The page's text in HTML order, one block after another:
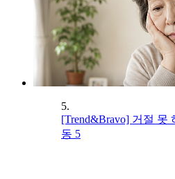
5.
[Trend&Bravo] 거절 못
동 5